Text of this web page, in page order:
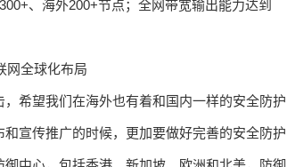
、海外200+节点；全网带宽输出能力达到
希望我们在海外也有着和国内一样的安全防护
宣传推广的时候，更加要做好完善的安全防护